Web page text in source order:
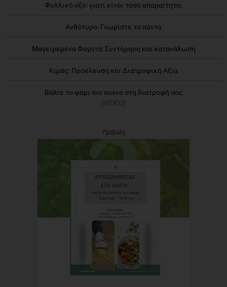
Φυλλικό οξύ: γιατί είναι τόσο απαραίτητο;
Ανθότυρο: Γνωρίστε τα πάντα
Μαγειρεμένα Φαγητά: Συντήρηση και κατανάλωση
Κιμάς: Προέλευση και Διατροφική Αξία
Βάλτε το ψάρι πιο συχνά στη διατροφή σας
[VIDEO]
Προβολή